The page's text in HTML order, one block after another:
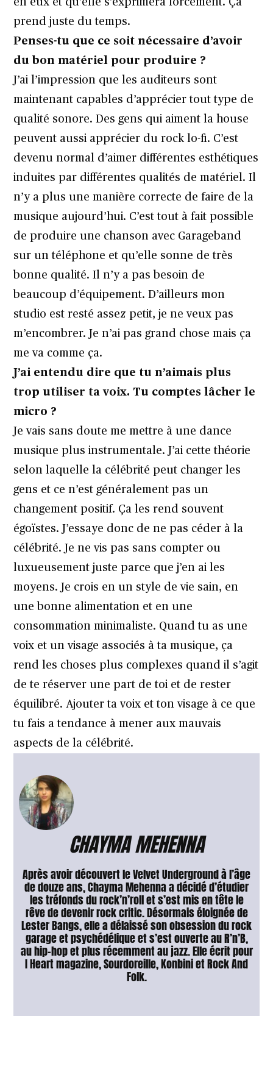
en eux et qu’elle s’exprimera forcément. Ça
prend juste du temps.
Penses-tu que ce soit nécessaire d’avoir
du bon matériel pour produire ?
J’ai l’impression que les auditeurs sont
maintenant capables d’apprécier tout type de
qualité sonore. Des gens qui aiment la house
peuvent aussi apprécier du rock lo-fi. C’est
devenu normal d’aimer différentes esthétiques
induites par différentes qualités de matériel. Il
n’y a plus une manière correcte de faire de la
musique aujourd’hui. C’est tout à fait possible
de produire une chanson avec Garageband
sur un téléphone et qu’elle sonne de très
bonne qualité. Il n’y a pas besoin de
beaucoup d’équipement. D’ailleurs mon
studio est resté assez petit, je ne veux pas
m’encombrer. Je n’ai pas grand chose mais ça
me va comme ça.
J’ai entendu dire que tu n’aimais plus
trop utiliser ta voix. Tu comptes lâcher le
micro ?
Je vais sans doute me mettre à une dance
musique plus instrumentale. J’ai cette théorie
selon laquelle la célébrité peut changer les
gens et ce n’est généralement pas un
changement positif. Ça les rend souvent
égoïstes. J’essaye donc de ne pas céder à la
célébrité. Je ne vis pas sans compter ou
luxueusement juste parce que j’en ai les
moyens. Je crois en un style de vie sain, en
une bonne alimentation et en une
consommation minimaliste. Quand tu as une
voix et un visage associés à ta musique, ça
rend les choses plus complexes quand il s’agit
de te réserver une part de toi et de rester
équilibré. Ajouter ta voix et ton visage à ce que
tu fais a tendance à mener aux mauvais
aspects de la célébrité.
CHAYMA MEHENNA
Après avoir découvert le Velvet Underground à l’âge
de douze ans, Chayma Mehenna a décidé d’étudier
les tréfonds du rock’n’roll et s’est mis en tête le
rêve de devenir rock critic. Désormais éloignée de
Lester Bangs, elle a délaissé son obsession du rock
garage et psychédélique et s’est ouverte au R’n’B,
au hip-hop et plus récemment au jazz. Elle écrit pour
I Heart magazine, Sourdoreille, Konbini et Rock And
Folk.